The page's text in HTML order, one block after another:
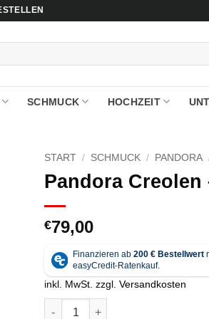
SCHMUCK HOCHZEIT
START / SCHMUCK / PANDORA
Pandora Creolen
€79,00
inkl. MwSt. zzgl. Versandkosten
Pandora Creolen - 263320C00